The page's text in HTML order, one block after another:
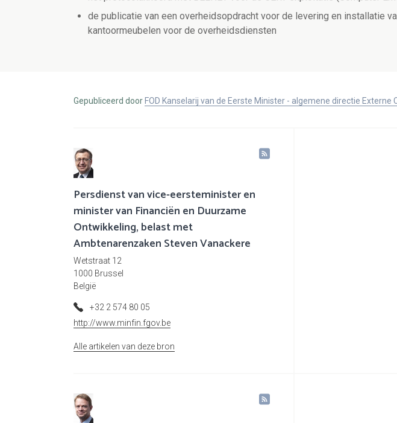
de publicatie van een overheidsopdracht voor de levering en installatie
kantoormeubelen voor de overheidsdiensten
Gepubliceerd door FOD Kanselarij van de Eerste Minister - algemene directie Externe
Persdienst van vice-eersteminister en
minister van Financiën en Duurzame
Ontwikkeling, belast met
Ambtenarenzaken Steven Vanackere
Wetstraat 12
1000 Brussel
België
+32 2 574 80 05
http://www.minfin.fgov.be
Alle artikelen van deze bron